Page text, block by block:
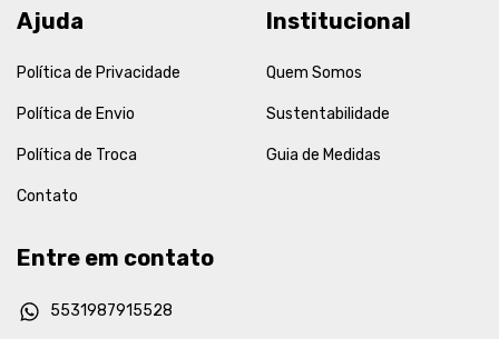
Ajuda
Política de Privacidade
Política de Envio
Política de Troca
Contato
Institucional
Quem Somos
Sustentabilidade
Guia de Medidas
Entre em contato
5531987915528